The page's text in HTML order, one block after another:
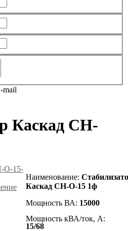
mail
Каскад СН-
Наименование:
Каскад СН-О-15 1ф
Мощность ВА: 15000
Мощность кВА/ток, А:
15/68